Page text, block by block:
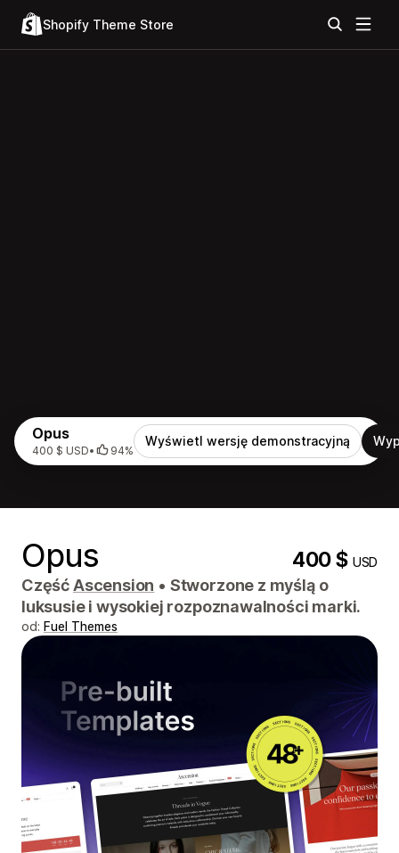
Shopify Theme Store
Opus
400 $ USD• 94%
Wyświetl wersję demonstracyjną
Opus 400 $USD
CzęśćAscension • Stworzone z myślą o
luksusie i wysokiej rozpoznawalności marki.
od: Fuel Themes